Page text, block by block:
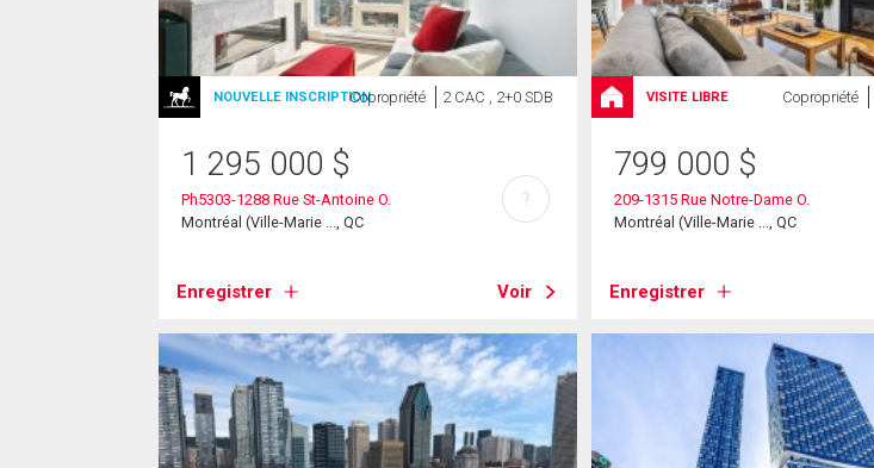
NOUVELLE INSCRIPTIONCopropriété 2 CAC , 2+0 SDB
1 295 000 $
Ph5303-1288 Rue St-Antoine O.
Montréal (Ville-Marie ..., QC
Enregistrer Voir
?
VISITE LIBRE Copropriété
799 000 $
209-1315 Rue Notre-Dame O.
Montréal (Ville-Marie ..., QC
Enregistrer